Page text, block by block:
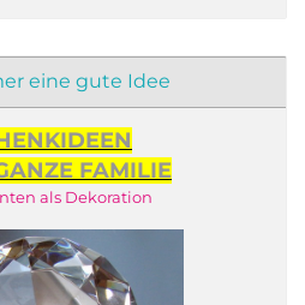
eine gute Idee
FAMILIE
als Dekoration